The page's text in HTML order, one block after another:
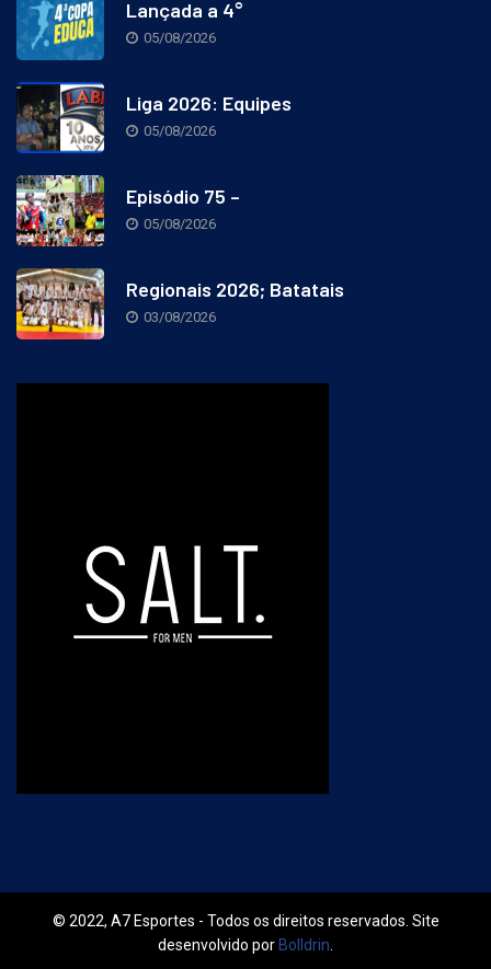
Lançada a 4°
05/08/2026
Liga 2026: Equipes
05/08/2026
Episódio 75 –
05/08/2026
Regionais 2026; Batatais
03/08/2026
© 2022, A7 Esportes - Todos os direitos reservados. Site
desenvolvido por Bolldrin.